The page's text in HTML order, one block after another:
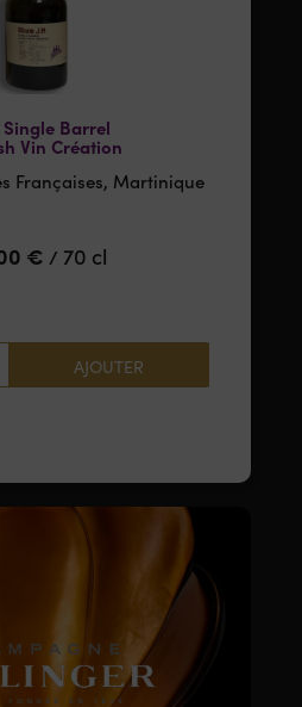
Single Barrel
Vin Création
Françaises, Martinique
€ / 70 cl
AJOUTER